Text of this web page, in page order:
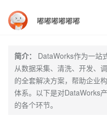
嘟嘟嘟嘟嘟嘟
简介：
DataWorks作为一站
从数据采集、清洗、开发、
的全套解决方案，帮助企业
体系。以下是对DataWorks
的各个环节。